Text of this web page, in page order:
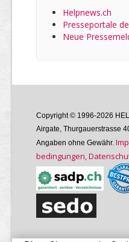
Helpnews.ch
Presseportale
Neue
Copyright © 1996-2026
Airgate, Thurgauer­strasse
Angaben ohne Gewähr.
bedin­gungen,